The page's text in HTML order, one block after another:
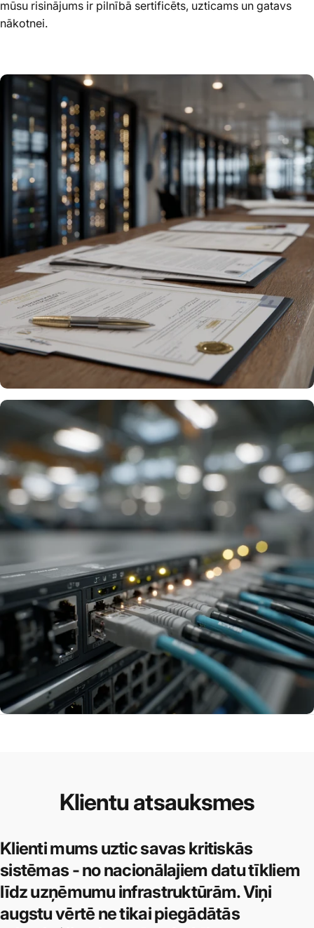
mūsu risinājums ir pilnībā sertificēts, uzticams un gatavs
nākotnei.
Klientu atsauksmes
Klienti mums uztic savas kritiskās
sistēmas - no nacionālajiem datu tīkliem
līdz uzņēmumu infrastruktūrām. Viņi
augstu vērtē ne tikai piegādātās